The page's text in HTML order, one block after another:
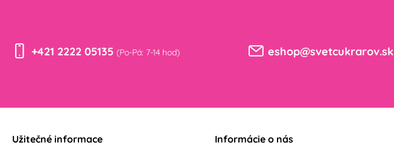
+421 2222 05135 (Po-Pá: 7-14 hod) eshop@svetcukrarov.sk
Užitečné informace Informácie o nás